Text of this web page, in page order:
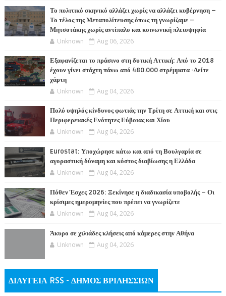
Το πολιτικό σκηνικό αλλάζει χωρίς να αλλάζει κυβέρνηση –
Το τέλος της Μεταπολίτευσης όπως τη γνωρίζαμε –
Μητσοτάκης χωρίς αντίπαλο και κοινωνική πλειοψηφία
Unknown Aug 06, 2026
Εξαφανίζεται το πράσινο στη δυτική Αττική: Από το 2018
έχουν γίνει στάχτη πάνω από 480.000 στρέμματα -Δείτε
χάρτη
Unknown Aug 04, 2026
Πολύ υψηλός κίνδυνος φωτιάς την Τρίτη σε Αττική και στις
Περιφερειακές Ενότητες Εύβοιας και Χίου
Unknown Aug 04, 2026
Eurostat: Υποχώρησε κάτω και από τη Βουλγαρία σε
αγοραστική δύναμη και κόστος διαβίωσης η Ελλάδα
Unknown Aug 04, 2026
Πόθεν Έσχες 2026: Ξεκίνησε η διαδικασία υποβολής – Οι
κρίσιμες ημερομηνίες που πρέπει να γνωρίζετε
Unknown Aug 04, 2026
Άκυρο σε χιλιάδες κλήσεις από κάμερες στην Αθήνα
Unknown Aug 04, 2026
ΔΙΑΥΓΕΙΑ RSS - ΔΗΜΟΣ ΒΡΙΛΗΣΣΙΩΝ